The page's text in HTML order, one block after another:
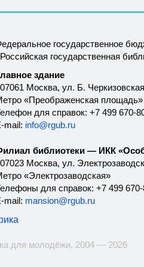
государственное
государственная
здание
Москва, ул. Б.
«Преображенская
для справок: +7 499 670-
mail: info@rgub.ru
библиотеки — ИКК
Москва, ул.
«Электрозаводская»
для справок: +7 499
mail: mansion@rgub.ru
для молодёжи, 2004 — 2026